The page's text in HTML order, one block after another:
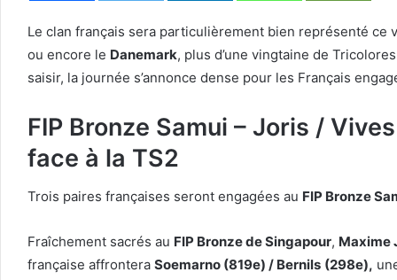
Le clan français sera particulièrement bien représenté ce
ou encore le Danemark, plus d’une vingtaine de
saisir, la journée s’annonce dense pour les Français
FIP Bronze Samui – Joris /
face à la TS2
Trois paires françaises seront engagées au FIP Bronze
Fraîchement sacrés au FIP Bronze de Singapour, Maxime
française affrontera Soemarno (819e) / Bernils (298e),